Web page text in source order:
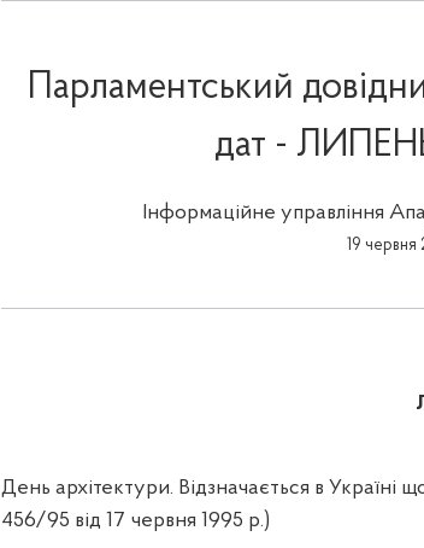
Парламентський
дат -
Інформаційне управління
19 червня
День архітектури. Відзначається в Україні
456/95 від 17 червня 1995 р.)